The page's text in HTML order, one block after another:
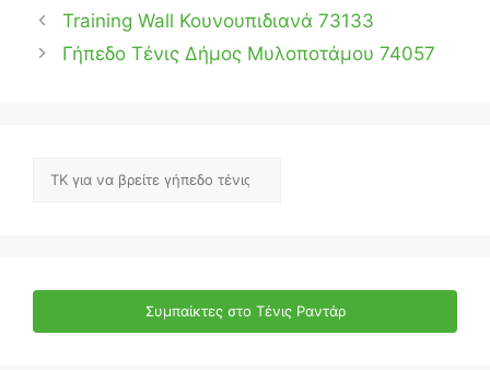
Training Wall Κουνουπιδιανά 73133
Γήπεδο Τένις Δήμος Μυλοποτάμου 74057
Αναζήτηση
Συμπαίκτες στο Τένις Ραντάρ